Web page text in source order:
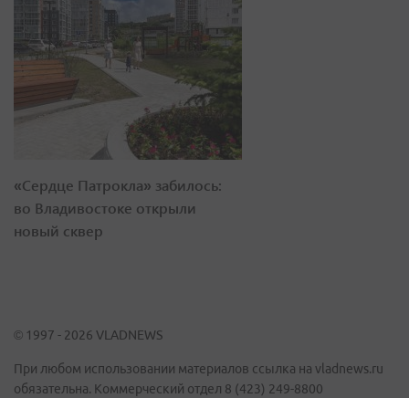
«Сердце Патрокла» забилось:
во Владивостоке открыли
новый сквер
© 1997 - 2026 VLADNEWS
При любом использовании материалов ссылка на vladnews.ru
обязательна. Коммерческий отдел 8 (423) 249-8800